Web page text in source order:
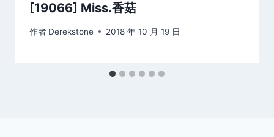
[19066] Miss.香菇
作者 Derekstone 2018 年 10 月 19 日